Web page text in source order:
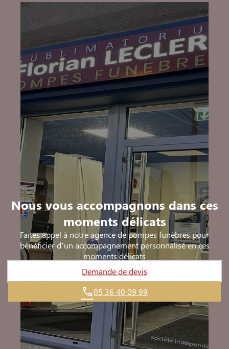
Nous vous accompagnons dans ces
moments délicats
Faites appel à notre agence de pompes funèbres pour
bénéficier d’un accompagnement personnalisé en ces
moments délicats
Demande de devis
05 36 40 09 99